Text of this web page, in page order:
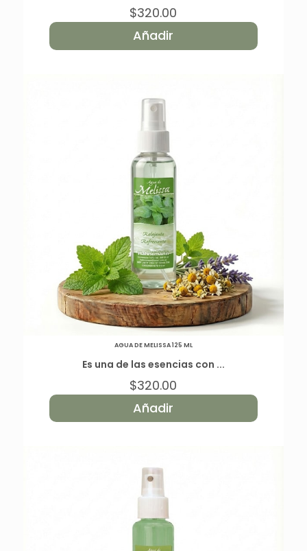
$320.00
Añadir
AGUA DE MELISSA 125 ML
Es una de las esencias con ...
$320.00
Añadir